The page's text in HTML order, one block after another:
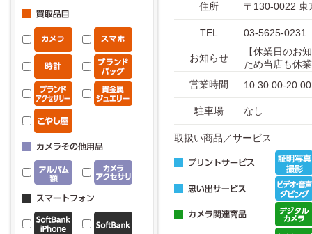
住所 〒130-0022 東
TEL 03-5625-0231
お知らせ
【休業日のお
ため当店も休
営業時間
10:30:00-
駐車場 なし
取扱い商品／サービス